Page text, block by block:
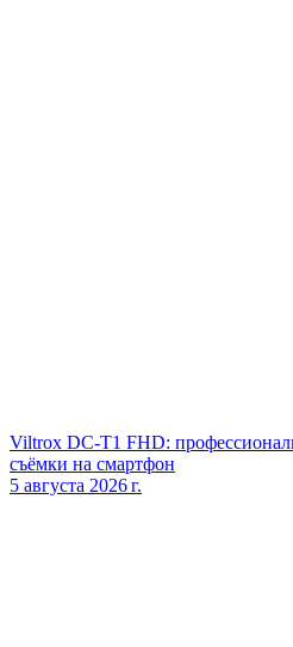
Viltrox DC‑T1 FHD:
съёмки на смартфон
5 августа 2026 г.